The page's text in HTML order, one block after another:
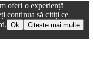
oferi o experiență
continua să citiți ce
Ok Citește mai multe